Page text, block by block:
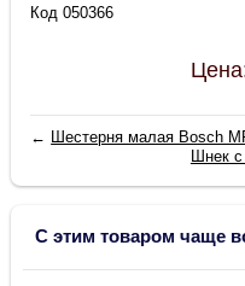
Код 050366
← Шестерня малая Bosch
Шнек с
С этим товаром чаще